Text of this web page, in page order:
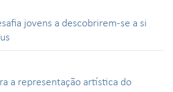
jovens a descobrirem-se a si
a representação artística do